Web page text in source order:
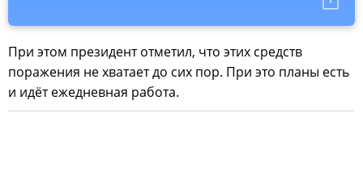
При этом президент отметил, что этих средств
поражения не хватает до сих пор. При это планы есть
и идёт ежедневная работа.